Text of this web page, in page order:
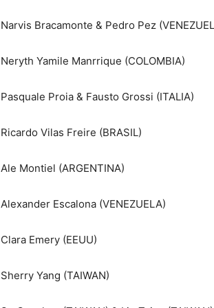
Narvis Bracamonte & Pedro Pez
Neryth Yamile Manrrique (COLOMBIA)
Pasquale Proia & Fausto Grossi (ITALIA)
Ricardo Vilas Freire (BRASIL)
Ale Montiel (ARGENTINA)
Alexander Escalona (VENEZUELA)
Clara Emery (EEUU)
Sherry Yang (TAIWAN)